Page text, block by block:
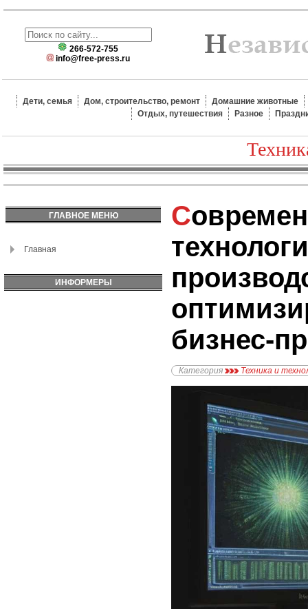
266-572-755
info@free-press.ru
Дети, семья Дом, строительство, ремонт
Домашние животные
Отдых, путешествия
Разное
ГЛАВНОЕ МЕНЮ
Главная
ИНФОРМЕРЫ
Современные
бизнес-
Категория Техника и